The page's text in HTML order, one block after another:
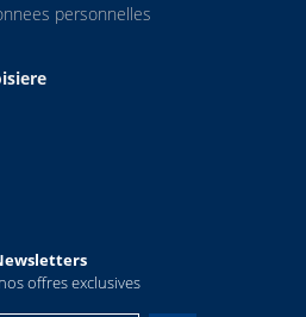
personnelles
offres exclusives